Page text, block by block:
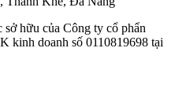
sở hữu của Công ty cổ phẩn
kinh doanh số 0110819698 tại